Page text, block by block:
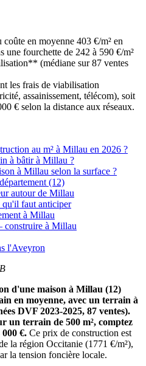
en moyenne 403 €/m² en
une fourchette de 242 à 590 €/m²
(médiane sur 87 ventes
les frais de viabilisation
assainissement, télécom), soit
€ selon la distance aux réseaux.
au m² à Millau en 2026 ?
à bâtir à Millau ?
à Millau selon la surface ?
(12)
autour de Millau
faut anticiper
à Millau
construire à Millau
l'Aveyron
d'une maison à Millau (12)
en moyenne, avec un terrain à
DVF 2023-2025, 87 ventes).
un terrain de 500 m², comptez
€. Ce prix de construction est
la région Occitanie (1771 €/m²),
la tension foncière locale.